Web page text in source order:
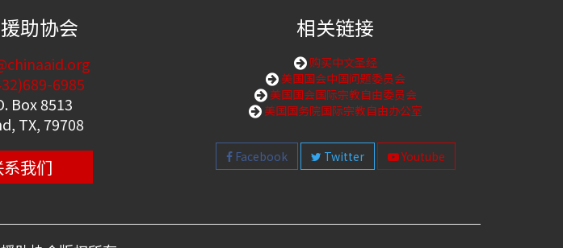
助协会
6985
Box 8513
TX, 79708
系我们
相关链接
购买中文圣经
美国国会中国问题委员会
美国国会国际宗教自由委员会
美国国务院国际宗教自由办公室
Facebook Twitter Youtube